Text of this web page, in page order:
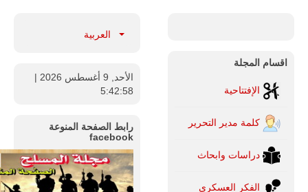
اقسام المجلة
الإفتتاحية
كلمة مدير التحرير
دراسات وابحاث
الفكر العسكري
العربية
الأحد, 9 أغسطس 2026
|
5:42:59
رابط الصفحة المنوعة
facebook